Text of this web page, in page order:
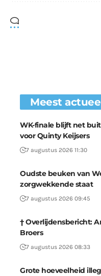
Meest
WK-finale blijft net
voor Quinty Keijsers
7 augustus 2026 11:30
Oudste beuken van
zorgwekkende staat
7 augustus 2026 09:45
† Overlijdensbericht:
Broers
7 augustus 2026 08:33
Grote hoeveelheid